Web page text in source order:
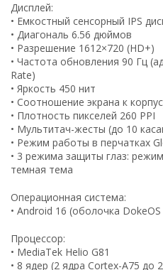
Дисплей:
• Емкостный сенсорный IPS
• Диагональ 6.56 дюймов
• Разрешение 1612×720 (HD+)
• Частота обновления 90 Гц
Rate)
• Яркость 450 нит
• Соотношение экрана к
• Плотность пикселей 260 PPI
• Мультитач-жесты (до 10
• Режим работы в перчатках
• 3 режима защиты глаз:
темная тема
Операционная система:
• Android 16 (оболочка DokeOS
Процессор:
• MediaTek Helio G81
• 8 ядер (2 ядра Cortex-A75 до